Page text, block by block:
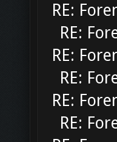
RE:
RE:
RE:
RE:
RE:
RE: